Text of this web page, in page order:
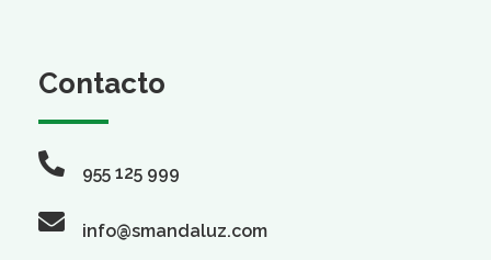
Contacto
955 125 999
info@smandaluz.com